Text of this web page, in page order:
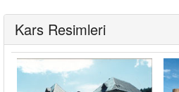
Kars Resimleri